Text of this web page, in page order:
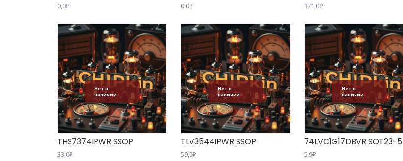
0,0₽ 0,0₽ 371,0₽
Нет в
наличии
THS7374IPWR SSOP
33,0₽
Нет в
наличии
TLV3544IPWR SSOP
59,0₽
Нет в
наличии
74LVC1G17DBVR SOT23-5
5,9₽